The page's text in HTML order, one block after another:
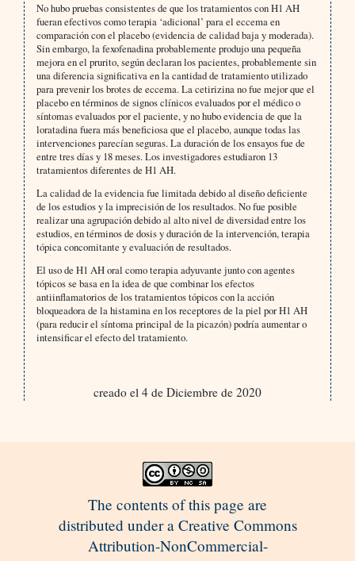
No hubo pruebas consistentes de que los tratamientos con H1 AH
fueran efectivos como terapia ‘adicional’ para el eccema en
comparación con el placebo (evidencia de calidad baja y moderada).
Sin embargo, la fexofenadina probablemente produjo una pequeña
mejora en el prurito, según declaran los pacientes, probablemente sin
una diferencia significativa en la cantidad de tratamiento utilizado
para prevenir los brotes de eccema. La cetirizina no fue mejor que el
placebo en términos de signos clínicos evaluados por el médico o
síntomas evaluados por el paciente, y no hubo evidencia de que la
loratadina fuera más beneficiosa que el placebo, aunque todas las
intervenciones parecían seguras. La duración de los ensayos fue de
entre tres días y 18 meses. Los investigadores estudiaron 13
tratamientos diferentes de H1 AH.
La calidad de la evidencia fue limitada debido al diseño deficiente
de los estudios y la imprecisión de los resultados. No fue posible
realizar una agrupación debido al alto nivel de diversidad entre los
estudios, en términos de dosis y duración de la intervención, terapia
tópica concomitante y evaluación de resultados.
El uso de H1 AH oral como terapia adyuvante junto con agentes
tópicos se basa en la idea de que combinar los efectos
antiinflamatorios de los tratamientos tópicos con la acción
bloqueadora de la histamina en los receptores de la piel por H1 AH
(para reducir el síntoma principal de la picazón) podría aumentar o
intensificar el efecto del tratamiento.
creado el 4 de Diciembre de 2020
The contents of this page are
distributed under a Creative Commons
Attribution-NonCommercial-